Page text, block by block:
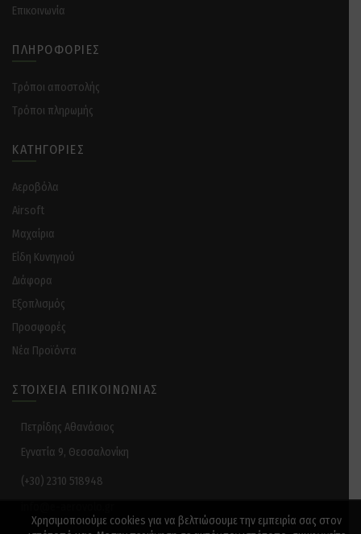
Επικοινωνία
ΠΛΗΡΟΦΟΡΊΕΣ
Tρόποι αποστολής
Tρόποι πληρωμής
ΚΑΤΗΓΟΡΊΕΣ
Αεροβόλα
Airsoft
Μαχαίρια
Είδη Κυνηγιού
Διάφορα
Eξοπλισμός
Προσφορές
Νέα Προϊόντα
ΣΤΟΙΧΕΊΑ ΕΠΙΚΟΙΝΩΝΊΑΣ
Πετρίδης Αθανάσιος
Εγνατία 9, Θεσσαλονίκη
(+30) 2310 518948
Χρησιμοποιούμε cookies για να βελτιώσουμε την εμπειρία σας στον